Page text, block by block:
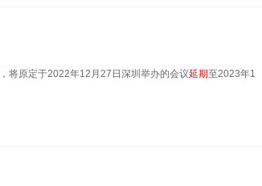
将原定于2022年12月27日深圳举办的会议延期至2023年1